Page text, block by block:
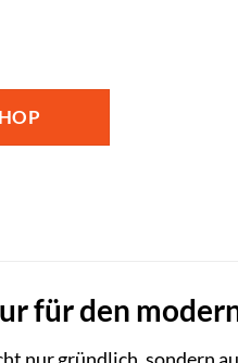
für den